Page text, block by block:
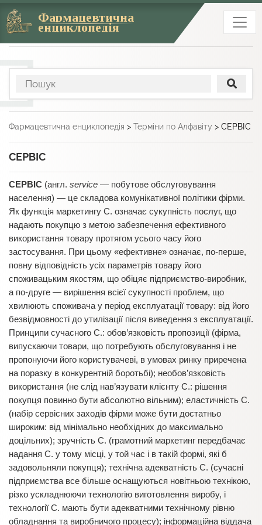
Фармацевтична
енциклопедія
Фармацевтична енциклопедія > Терміни по Алфавіту > СЕРВІС
СЕРВІС
СЕРВІС (англ. service — побутове обслуговування
населення) — це складова комунікативної політики фірми.
Як функція маркетингу С. означає сукупність послуг, що
надають покупцю з метою забезпечення ефективного
використання товару протягом усього часу його
застосування. При цьому «ефективне» означає, по-перше,
повну відповідність усіх параметрів товару його
споживацьким якостям, що обіцяє підприємство-виробник,
а по-друге — вирішення всієї сукупності проблем, що
хвилюють споживача у період експлуатації товару: від його
безвідмовності до утилізації після виведення з експлуатації.
Принципи сучасного С.: обов’язковість пропозиції (фірма,
випускаючи товари, що потребують обслуговування і не
пропонуючи його користувачеві, в умовах ринку приречена
на поразку в конкурентній боротьбі); необов’язковість
використання (не слід нав’язувати клієнту С.: рішення
покупця повинно бути абсолютно вільним); еластичність С.
(набір сервісних заходів фірми може бути достатньо
широким: від мінімально необхідних до максимально
доцільних); зручність С. (грамотний маркетинг передбачає
надання С. у тому місці, у той час і в такій формі, які б
задовольняли покупця); технічна адекватність С. (сучасні
підприємства все більше оснащуються новітньою технікою,
різко ускладнюючи технологію виготовлення виробу, і
технології С. мають бути адекватними технічному рівню
обладнання та виробничого процесу); інформаційна віддача